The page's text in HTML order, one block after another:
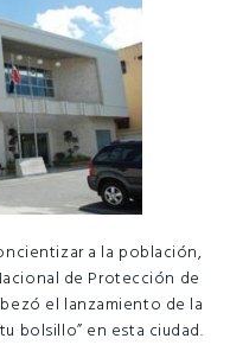
a la población,
de Protección de
el lanzamiento de la
bolsillo” en esta ciudad.